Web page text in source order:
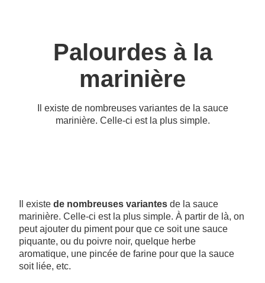
Palourdes à la
marinière
Il existe de nombreuses variantes de la sauce
marinière. Celle-ci est la plus simple.
Il existe de nombreuses variantes de la sauce
marinière. Celle-ci est la plus simple. À partir de là, on
peut ajouter du piment pour que ce soit une sauce
piquante, ou du poivre noir, quelque herbe
aromatique, une pincée de farine pour que la sauce
soit liée, etc.